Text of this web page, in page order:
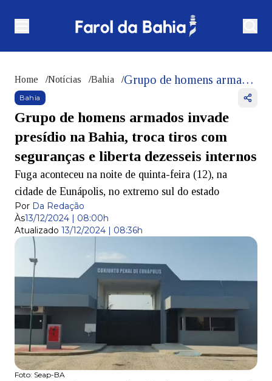
Home /Notícias /Bahia / Grupo de homens armados invade presídio na Bahia, troca tiros com seguranças e liberta dezesseis internos
Bahia
Grupo de homens armados invade
presídio na Bahia, troca tiros com
seguranças e liberta dezesseis internos
Fuga aconteceu na noite de quinta-feira (12), na
cidade de Eunápolis, no extremo sul do estado
Por Da Redação
Às13/12/2024 | 08:00h
Atualizado 13/12/2024 | 08:36h
Foto: Seap-BA